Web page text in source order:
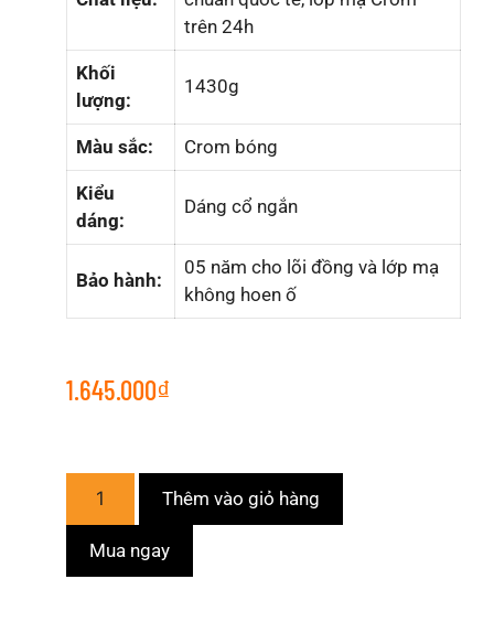
trên 24h
Khối
lượng:
1430g
Màu sắc: Crom bóng
Kiểu
dáng:
Dáng cổ ngắn
Bảo hành:
05 năm cho lõi đồng và lớp mạ
không hoen ố
1.645.000₫
Thêm vào giỏ hàng
Mua ngay